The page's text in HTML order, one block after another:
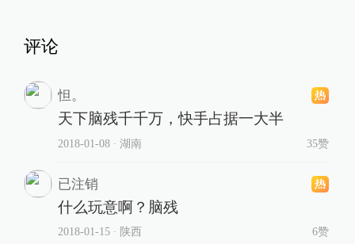
评论
怛。
天下脑残千千万，快手占据一大半
2018-01-08∙ 湖南 35赞
已注销
什么玩意啊？脑残
2018-01-15∙ 陕西 6赞